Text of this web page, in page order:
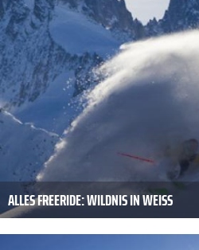
ALLES FREERIDE: WILDNIS IN WEISS